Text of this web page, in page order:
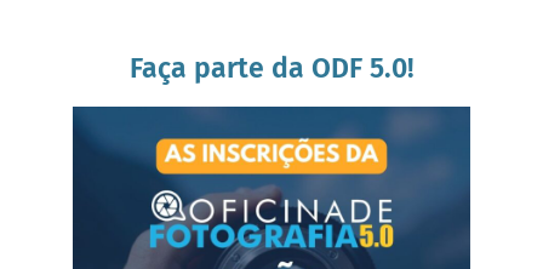
Faça parte da ODF 5.0!